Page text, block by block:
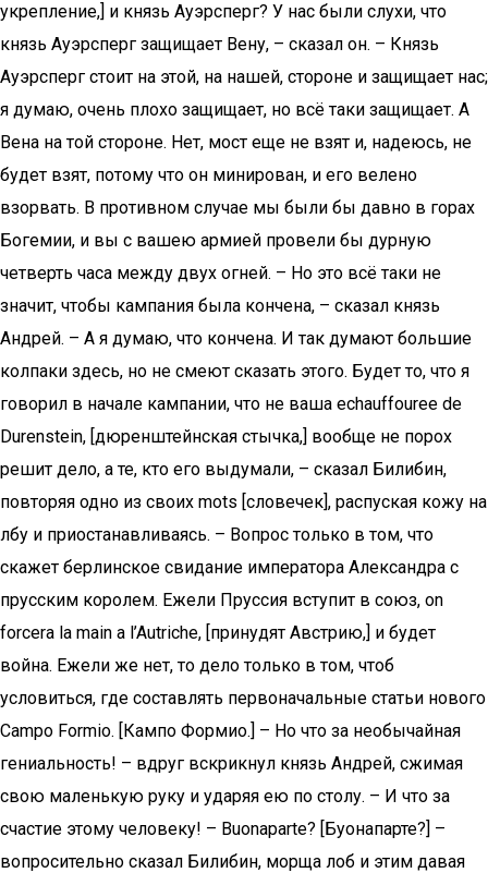
укрепление,] и князь Ауэрсперг? У нас были слухи, что
князь Ауэрсперг защищает Вену, – сказал он. – Князь
Ауэрсперг стоит на этой, на нашей, стороне и защищает нас;
я думаю, очень плохо защищает, но всё таки защищает. А
Вена на той стороне. Нет, мост еще не взят и, надеюсь, не
будет взят, потому что он минирован, и его велено
взорвать. В противном случае мы были бы давно в горах
Богемии, и вы с вашею армией провели бы дурную
четверть часа между двух огней. – Но это всё таки не
значит, чтобы кампания была кончена, – сказал князь
Андрей. – А я думаю, что кончена. И так думают большие
колпаки здесь, но не смеют сказать этого. Будет то, что я
говорил в начале кампании, что не ваша echauffouree de
Durenstein, [дюренштейнская стычка,] вообще не порох
решит дело, а те, кто его выдумали, – сказал Билибин,
повторяя одно из своих mots [словечек], распуская кожу на
лбу и приостанавливаясь. – Вопрос только в том, что
скажет берлинское свидание императора Александра с
прусским королем. Ежели Пруссия вступит в союз, on
forcera la main a l’Autriche, [принудят Австрию,] и будет
война. Ежели же нет, то дело только в том, чтоб
условиться, где составлять первоначальные статьи нового
Саmро Formio. [Кампо Формио.] – Но что за необычайная
гениальность! – вдруг вскрикнул князь Андрей, сжимая
свою маленькую руку и ударяя ею по столу. – И что за
счастие этому человеку! – Buonaparte? [Буонапарте?] –
вопросительно сказал Билибин, морща лоб и этим давая